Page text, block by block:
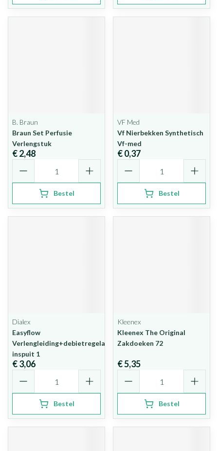
B. Braun
Braun Set Perfusie
Verlengstuk
€ 2,48
Bestel
VF Med
Vf Nierbekken Synthetisch
Vf-med
€ 0,37
Bestel
Dialex
Easyflow
Verlengleiding+debietregelaar+y-
inspuit 1
€ 3,06
Bestel
Kleenex
Kleenex The Original
Zakdoeken 72
€ 5,35
Bestel